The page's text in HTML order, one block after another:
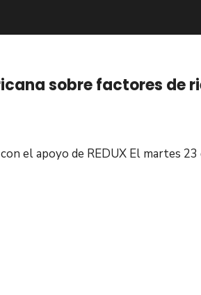
sobre factores de
el apoyo de REDUX El martes